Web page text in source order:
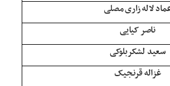
لاله زاری مصلی
ناصر کیایی
سعید لشکربلوکی
غزاله قرنجیک